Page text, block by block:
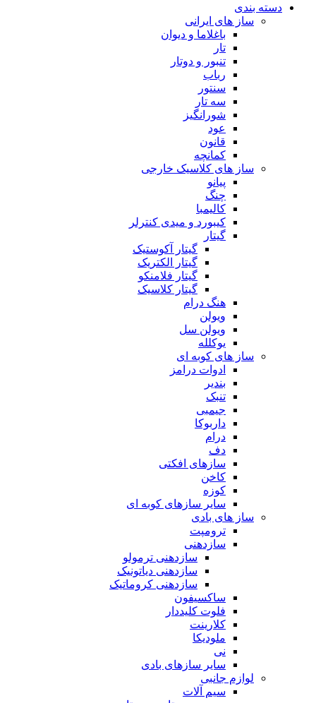
دسته بندی
ساز های ایرانی
باغلاما و دیوان
تار
تنبور و دوتار
رباب
سنتور
سه تار
شورانگیز
عود
قانون
کمانچه
ساز های کلاسیک خارجی
پیانو
چنگ
کالیمبا
کیبورد و میدی کنترلر
گیتار
گیتار آکوستیک
گیتار الکتریک
گیتار فلامنکو
گیتار کلاسیک
هنگ درام
ویولن
ویولن سل
یوکلله
ساز های کوبه ای
ادوات درامز
بندیر
تنبک
جیمبی
داربوکا
درام
دف
سازهای افکتی
کاخن
کوزه
سایر سازهای کوبه ای
ساز های بادی
ترومپت
سازدهنی
سازدهنی ترمولو
سازدهنی دیاتونیک
سازدهنی کروماتیک
ساکسیفون
فلوت کلیددار
کلارینت
ملودیکا
نی
سایر سازهای بادی
لوازم جانبی
سیم آلات